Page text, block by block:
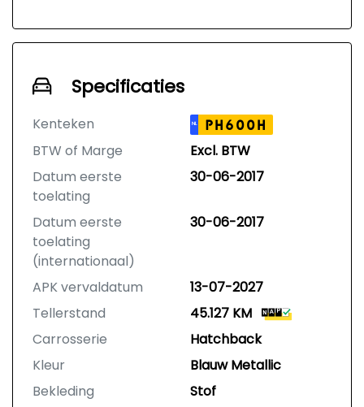
Specificaties
Kenteken NL PH600H
BTW of Marge
Excl. BTW
Datum eerste
toelating
30-06-2017
Datum eerste
toelating
(internationaal)
30-06-2017
APK vervaldatum
13-07-2027
Tellerstand
45.127 KM
Carrosserie
Hatchback
Kleur
Blauw Metallic
Bekleding
Stof